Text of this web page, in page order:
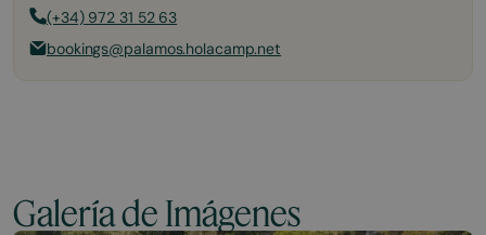
(+34) 972 31 52 63
bookings@palamos.holacamp.net
Galería de Imágenes